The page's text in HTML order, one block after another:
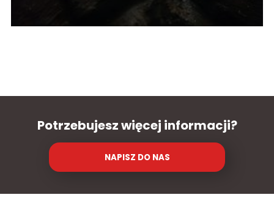
Potrzebujesz więcej informacji?
NAPISZ DO NAS